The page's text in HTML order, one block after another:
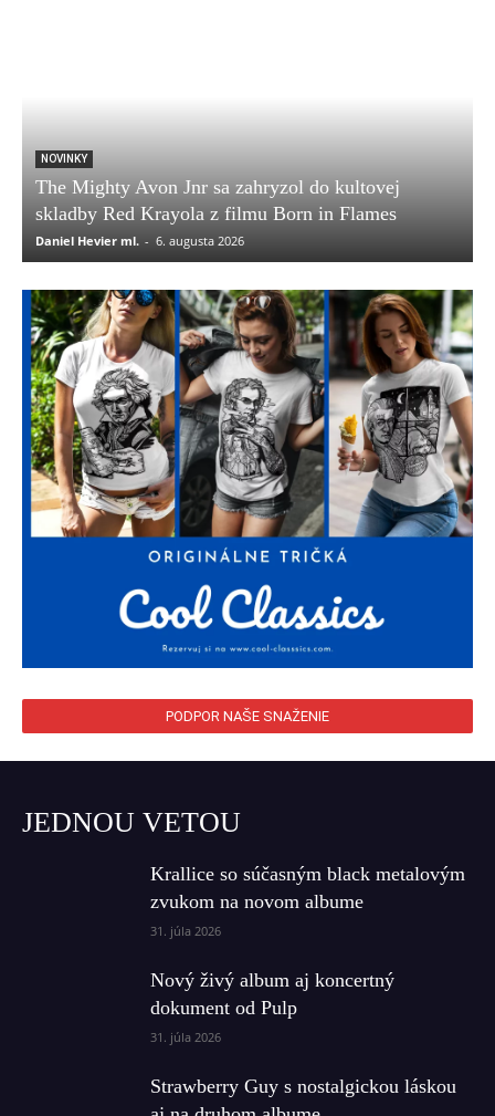
NOVINKY
The Mighty Avon Jnr sa zahryzol do kultovej
skladby Red Krayola z filmu Born in Flames
Daniel Hevier ml. - 6. augusta 2026
PODPOR NAŠE SNAŽENIE
JEDNOU VETOU
Krallice so súčasným black metalovým
zvukom na novom albume
31. júla 2026
Nový živý album aj koncertný
dokument od Pulp
31. júla 2026
Strawberry Guy s nostalgickou láskou